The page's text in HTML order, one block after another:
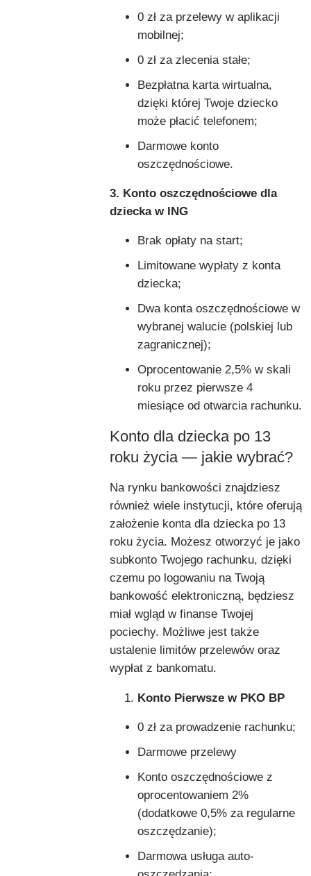
0 zł za przelewy w aplikacji
mobilnej;
0 zł za zlecenia stałe;
Bezpłatna karta wirtualna,
dzięki której Twoje dziecko
może płacić telefonem;
Darmowe konto
oszczędnościowe.
3. Konto oszczędnościowe dla
dziecka w ING
Brak opłaty na start;
Limitowane wypłaty z konta
dziecka;
Dwa konta oszczędnościowe w
wybranej walucie (polskiej lub
zagranicznej);
Oprocentowanie 2,5% w skali
roku przez pierwsze 4
miesiące od otwarcia rachunku.
Konto dla dziecka po 13
roku życia — jakie wybrać?
Na rynku bankowości znajdziesz
również wiele instytucji, które oferują
założenie konta dla dziecka po 13
roku życia. Możesz otworzyć je jako
subkonto Twojego rachunku, dzięki
czemu po logowaniu na Twoją
bankowość elektroniczną, będziesz
miał wgląd w finanse Twojej
pociechy. Możliwe jest także
ustalenie limitów przelewów oraz
wypłat z bankomatu.
Konto Pierwsze w PKO BP
0 zł za prowadzenie rachunku;
Darmowe przelewy
Konto oszczędnościowe z
oprocentowaniem 2%
(dodatkowe 0,5% za regularne
oszczędzanie);
Darmowa usługa auto-